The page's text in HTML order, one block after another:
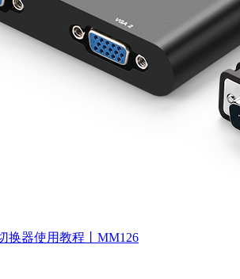
换器使用教程丨MM126